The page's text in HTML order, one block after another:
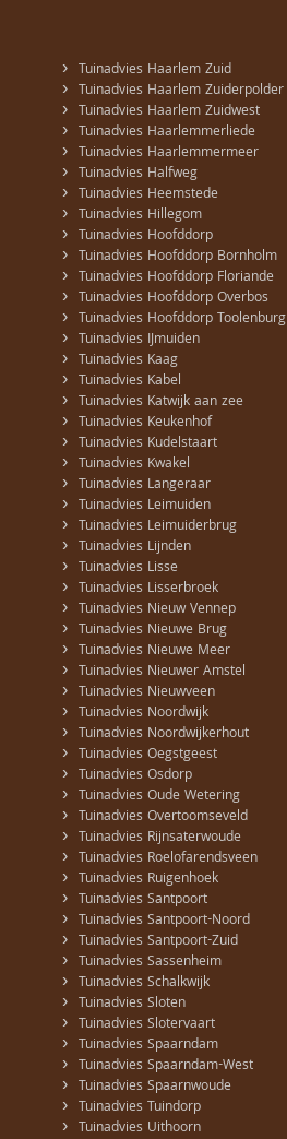
› Tuinadvies Haarlem Zuid
› Tuinadvies Haarlem Zuiderpolder
› Tuinadvies Haarlem Zuidwest
› Tuinadvies Haarlemmerliede
› Tuinadvies Haarlemmermeer
› Tuinadvies Halfweg
› Tuinadvies Heemstede
› Tuinadvies Hillegom
› Tuinadvies Hoofddorp
› Tuinadvies Hoofddorp Bornholm
› Tuinadvies Hoofddorp Floriande
› Tuinadvies Hoofddorp Overbos
› Tuinadvies Hoofddorp Toolenburg
› Tuinadvies IJmuiden
› Tuinadvies Kaag
› Tuinadvies Kabel
› Tuinadvies Katwijk aan zee
› Tuinadvies Keukenhof
› Tuinadvies Kudelstaart
› Tuinadvies Kwakel
› Tuinadvies Langeraar
› Tuinadvies Leimuiden
› Tuinadvies Leimuiderbrug
› Tuinadvies Lijnden
› Tuinadvies Lisse
› Tuinadvies Lisserbroek
› Tuinadvies Nieuw Vennep
› Tuinadvies Nieuwe Brug
› Tuinadvies Nieuwe Meer
› Tuinadvies Nieuwer Amstel
› Tuinadvies Nieuwveen
› Tuinadvies Noordwijk
› Tuinadvies Noordwijkerhout
› Tuinadvies Oegstgeest
› Tuinadvies Osdorp
› Tuinadvies Oude Wetering
› Tuinadvies Overtoomseveld
› Tuinadvies Rijnsaterwoude
› Tuinadvies Roelofarendsveen
› Tuinadvies Ruigenhoek
› Tuinadvies Santpoort
› Tuinadvies Santpoort-Noord
› Tuinadvies Santpoort-Zuid
› Tuinadvies Sassenheim
› Tuinadvies Schalkwijk
› Tuinadvies Sloten
› Tuinadvies Slotervaart
› Tuinadvies Spaarndam
› Tuinadvies Spaarndam-West
› Tuinadvies Spaarnwoude
› Tuinadvies Tuindorp
› Tuinadvies Uithoorn